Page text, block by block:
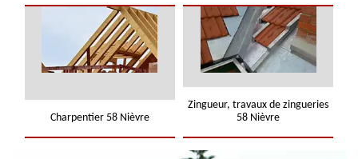
Charpentier 58 Nièvre
Zingueur, travaux de zingueries
58 Nièvre